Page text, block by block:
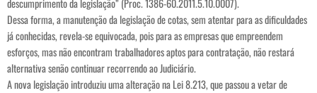
descumprimento da legislação” (Proc. 1386-60.2011.5.10.0007).
Dessa forma, a manutenção da legislação de cotas, sem atentar para as dificuldades
já conhecidas, revela-se equivocada, pois para as empresas que empreendem
esforços, mas não encontram trabalhadores aptos para contratação, não restará
alternativa senão continuar recorrendo ao Judiciário.
A nova legislação introduziu uma alteração na Lei 8.213, que passou a vetar de